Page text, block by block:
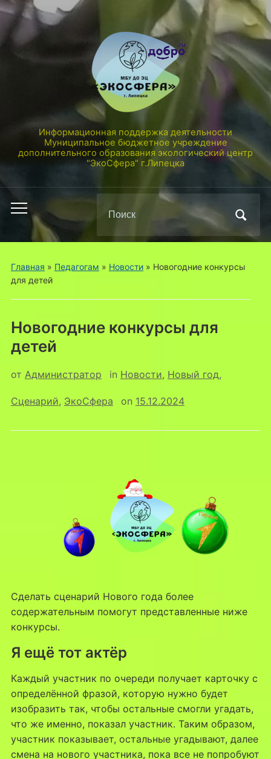
Информационная поддержка деятельности
Муниципальное бюджетное учреждение
дополнительного образования экологический центр
"ЭкоСфера" г.Липецка
Переключить
мобильное
меню
по:
Главная » Педагогам » Новости» Новогодние конкурсы
для детей
Новогодние конкурсы для
детей
от Администратор in Новости, Новый год,
Сценарий, ЭкоСфера on 15.12.2024
Сделать сценарий Нового года более
содержательным помогут представленные ниже
конкурсы.
Я ещё тот актёр
Каждый участник по очереди получает карточку с
определённой фразой, которую нужно будет
изобразить так, чтобы остальные смогли угадать,
что же именно, показал участник. Таким образом,
участник показывает, остальные угадывают, далее
смена на нового участника, пока все не попробуют